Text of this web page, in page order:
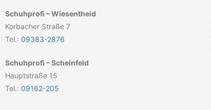
Schuhprofi – Wiesentheid
Korbacher Straße 7
Tel.: 09383-2876
Schuhprofi – Scheinfeld
Hauptstraße 15
Tel.: 09162-205